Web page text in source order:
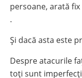
persoane, arată
.
Și dacă asta este
Despre atacurile
toți sunt